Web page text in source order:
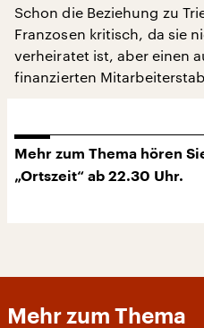
Schon die Beziehung zu
Franzosen kritisch, da sie
verheiratet ist, aber einen
finanzierten
Mehr zum Thema hören
„Ortszeit“ ab 22.30 Uhr.
Mehr zum Thema